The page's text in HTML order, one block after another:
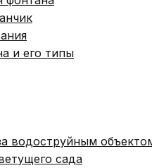
и его типы
водоструйным
сада